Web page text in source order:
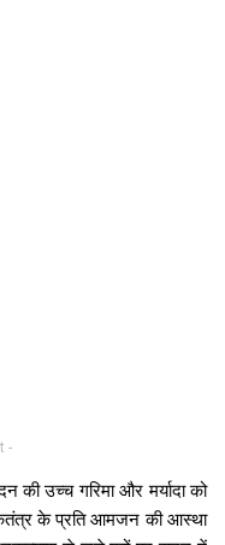
-
की उच्च गरिमा और मर्यादा को
के प्रति आमजन की आस्था